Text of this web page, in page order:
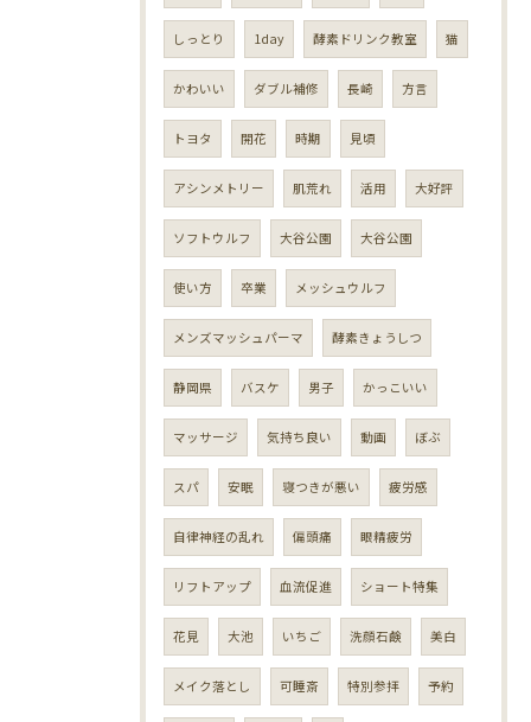
しっとり 1day 酵素ドリンク教室 猫
かわいい ダブル補修 長崎 方言
トヨタ 開花 時期 見頃
アシンメトリー 肌荒れ 活用 大好評
ソフトウルフ 大谷公園 大谷公園
使い方 卒業 メッシュウルフ
メンズマッシュパーマ 酵素きょうしつ
静岡県 バスケ 男子 かっこいい
マッサージ 気持ち良い 動画 ぼぶ
スパ 安眠 寝つきが悪い 疲労感
自律神経の乱れ 偏頭痛 眼精疲労
リフトアップ 血流促進 ショート特集
花見 大池 いちご 洗顔石鹸 美白
メイク落とし 可睡斎 特別参拝 予約